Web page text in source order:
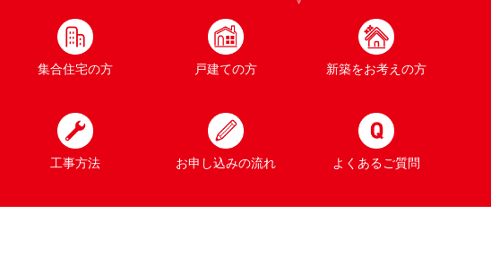
集合住宅の方 戸建ての方 新築をお考えの方
工事方法 お申し込みの流れ よくあるご質問